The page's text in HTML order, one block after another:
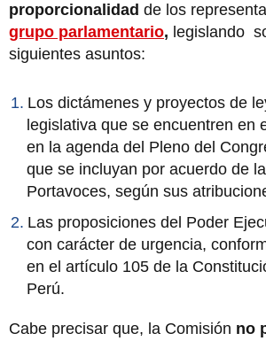
proporcionalidad de los
grupo parlamentario, legislando
siguientes asuntos:
Los dictámenes y proyectos de
legislativa que se encuentren en
en la agenda del Pleno del
que se incluyan por acuerdo de
Portavoces, según sus
Las proposiciones del Poder
con carácter de urgencia,
en el artículo 105 de la
Perú.
Cabe precisar que, la Comisión no